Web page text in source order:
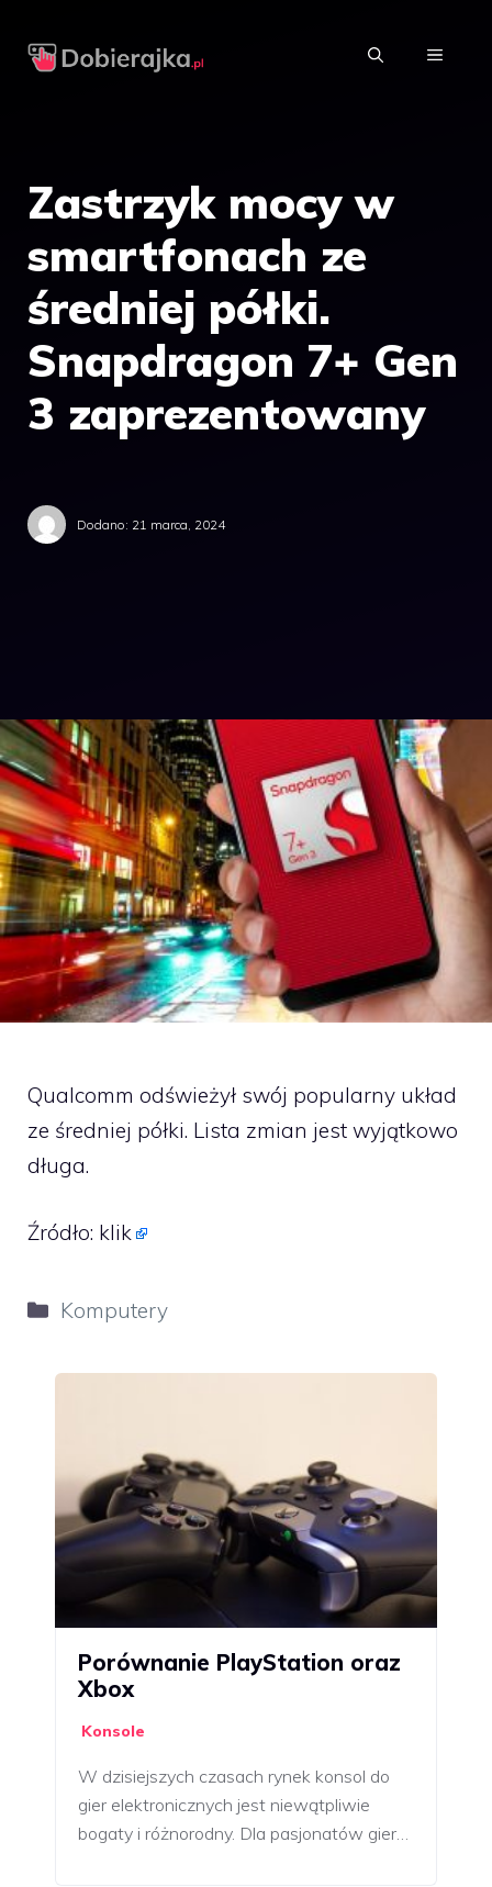
MENU
Zastrzyk mocy w
smartfonach ze
średniej półki.
Snapdragon 7+ Gen
3 zaprezentowany
Dodano: 21 marca, 2024
Qualcomm odświeżył swój popularny układ
ze średniej półki. Lista zmian jest wyjątkowo
długa.
Źródło: klik
Kategorie
Komputery
Porównanie PlayStation oraz
Xbox
Konsole
W dzisiejszych czasach rynek konsol do
gier elektronicznych jest niewątpliwie
bogaty i różnorodny. Dla pasjonatów gier…